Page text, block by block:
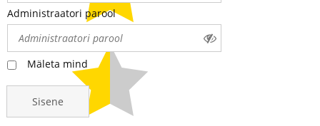
Administraatori parool
Mäleta mind
Sisene